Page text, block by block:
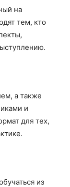
на
тем, кто
а также
и
для тех,
из